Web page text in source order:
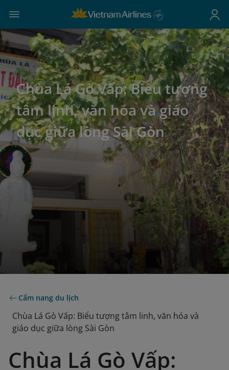
Chùa Lá Gò Vấp: Biểu tượng
tâm linh, văn hóa và giáo
dục giữa lòng Sài Gòn
Cẩm nang du lịch
Chùa Lá Gò Vấp: Biểu tượng tâm linh, văn hóa và
giáo dục giữa lòng Sài Gòn
Chùa Lá Gò Vấp: